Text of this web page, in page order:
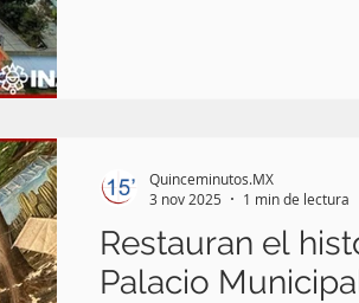
Restauran el
Palacio
Quinceminutos.MX
3 nov 2025
1 min de lectura